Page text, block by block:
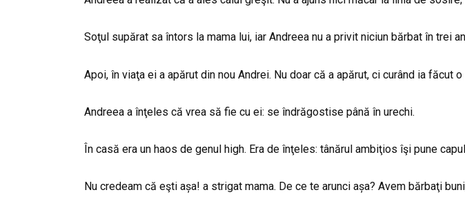
Soţul supărat sa întors la mama lui, iar Andreea nu a privit niciun bărbat în trei
Apoi, în viaţa ei a apărut din nou Andrei. Nu doar că a apărut, ci curând ia
Andreea a înţeles că vrea să fie cu ei: se îndrăgostise până în urechi.
În casă era un haos de genul high. Era de înţeles: tânărul ambiţios îşi pune
Nu credeam că eşti așa! a strigat mama. De ce te arunci așa? Avem bărbaţi